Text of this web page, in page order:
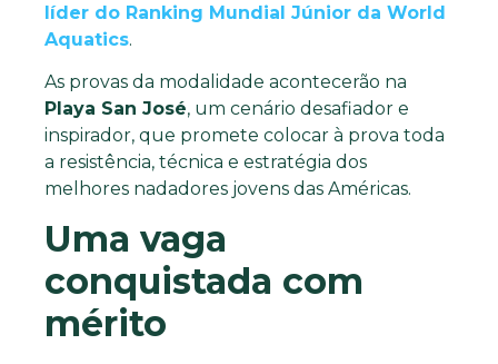
líder do Ranking Mundial Júnior da World
Aquatics.
As provas da modalidade acontecerão na
Playa San José, um cenário desafiador e
inspirador, que promete colocar à prova toda
a resistência, técnica e estratégia dos
melhores nadadores jovens das Américas.
Uma vaga
conquistada com
mérito